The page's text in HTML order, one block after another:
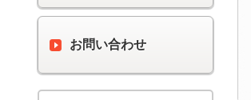
お問い合わせ